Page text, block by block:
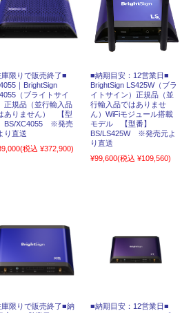
庫限りで販売終了■
｜BrightSign
（ブライトサイ
正規品（並行輸入品
ありません） 【型
BS/XC4055 ※発売
り直送
(税込 ¥372,900)
■納期目安：12営業日■
BrightSign LS425W（ブラ
イトサイン）正規品（並
行輸入品ではありませ
ん）WiFiモジュール搭載
モデル 【型番】
BS/LS425W ※発売元よ
り直送
¥99,600(税込 ¥109,560)
限りで販売終了■納
■納期目安：12営業日■